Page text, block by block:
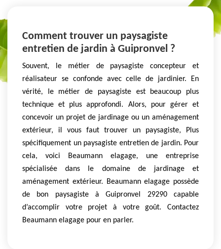
Comment trouver un paysagiste
entretien de jardin à Guipronvel ?
Souvent, le métier de paysagiste concepteur et
réalisateur se confonde avec celle de jardinier. En
vérité, le métier de paysagiste est beaucoup plus
technique et plus approfondi. Alors, pour gérer et
concevoir un projet de jardinage ou un aménagement
extérieur, il vous faut trouver un paysagiste, Plus
spécifiquement un paysagiste entretien de jardin. Pour
cela, voici Beaumann elagage, une entreprise
spécialisée dans le domaine de jardinage et
aménagement extérieur. Beaumann elagage possède
de bon paysagiste à Guipronvel 29290 capable
d’accomplir votre projet à votre goût. Contactez
Beaumann elagage pour en parler.